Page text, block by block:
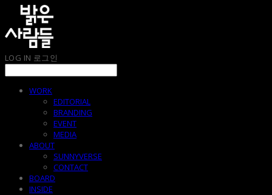
LOG IN 로그인
WORK
EDITORIAL
BRANDING
EVENT
MEDIA
ABOUT
SUNNYVERSE
CONTACT
BOARD
INSIDE